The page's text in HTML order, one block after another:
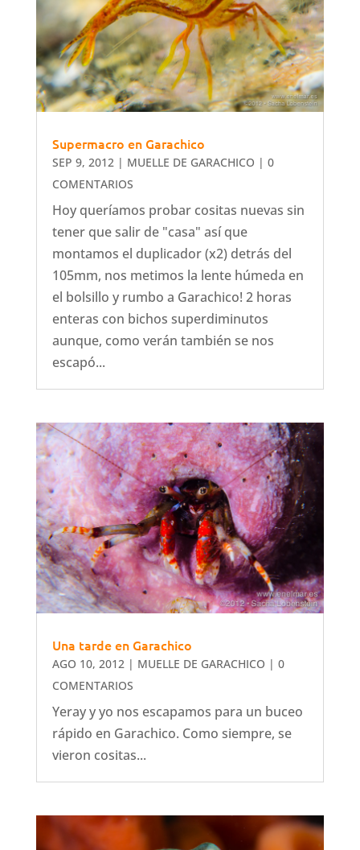
Supermacro en Garachico
SEP 9, 2012 | MUELLE DE GARACHICO | 0
COMENTARIOS
Hoy queríamos probar cositas nuevas sin
tener que salir de "casa" así que
montamos el duplicador (x2) detrás del
105mm, nos metimos la lente húmeda en
el bolsillo y rumbo a Garachico! 2 horas
enteras con bichos superdiminutos
aunque, como verán también se nos
escapó...
Una tarde en Garachico
AGO 10, 2012| MUELLE DE GARACHICO | 0
COMENTARIOS
Yeray y yo nos escapamos para un buceo
rápido en Garachico. Como siempre, se
vieron cositas...